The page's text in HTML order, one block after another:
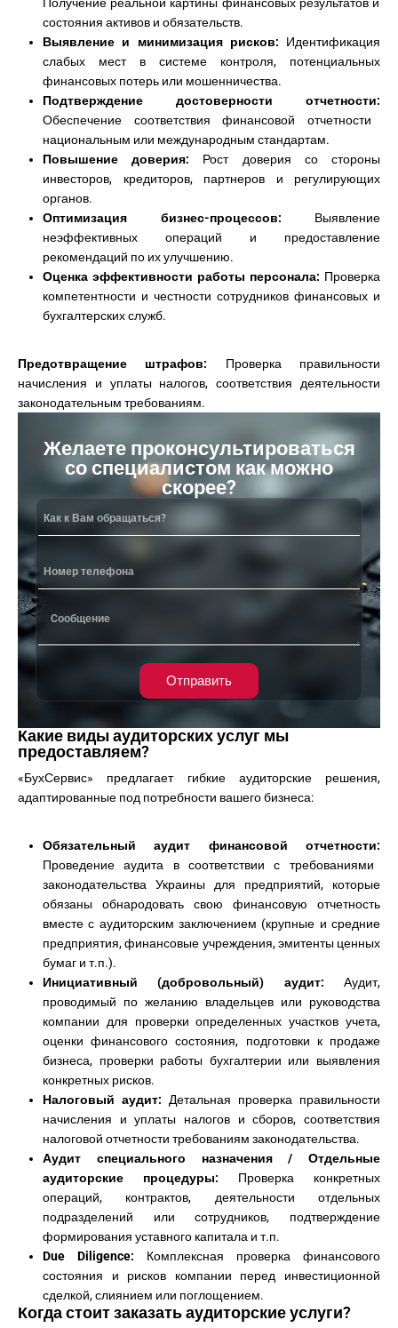
состояния активов и обязательств.
Выявление и минимизация рисков: Идентификация
слабых мест в системе контроля, потенциальных
финансовых потерь или мошенничества.
Подтверждение достоверности отчетности:
Обеспечение соответствия финансовой отчетности
национальным или международным стандартам.
Повышение доверия: Рост доверия со стороны
инвесторов, кредиторов, партнеров и регулирующих
органов.
Оптимизация бизнес-процессов: Выявление
неэффективных операций и предоставление
рекомендаций по их улучшению.
Оценка эффективности работы персонала: Проверка
компетентности и честности сотрудников финансовых и
бухгалтерских служб.
Предотвращение штрафов: Проверка правильности
начисления и уплаты налогов, соответствия деятельности
законодательным требованиям.
Желаете проконсультироваться
со специалистом как можно
скорее?
Отправить
Какие виды аудиторских услуг мы
предоставляем?
«БухСервис» предлагает гибкие аудиторские решения,
адаптированные под потребности вашего бизнеса:
Обязательный аудит финансовой отчетности:
Проведение аудита в соответствии с требованиями
законодательства Украины для предприятий, которые
обязаны обнародовать свою финансовую отчетность
вместе с аудиторским заключением (крупные и средние
предприятия, финансовые учреждения, эмитенты ценных
бумаг и т.п.).
Инициативный (добровольный) аудит: Аудит,
проводимый по желанию владельцев или руководства
компании для проверки определенных участков учета,
оценки финансового состояния, подготовки к продаже
бизнеса, проверки работы бухгалтерии или выявления
конкретных рисков.
Налоговый аудит: Детальная проверка правильности
начисления и уплаты налогов и сборов, соответствия
налоговой отчетности требованиям законодательства.
Аудит специального назначения / Отдельные
аудиторские процедуры: Проверка конкретных
операций, контрактов, деятельности отдельных
подразделений или сотрудников, подтверждение
формирования уставного капитала и т.п.
Due Diligence: Комплексная проверка финансового
состояния и рисков компании перед инвестиционной
сделкой, слиянием или поглощением.
Когда стоит заказать аудиторские услуги?